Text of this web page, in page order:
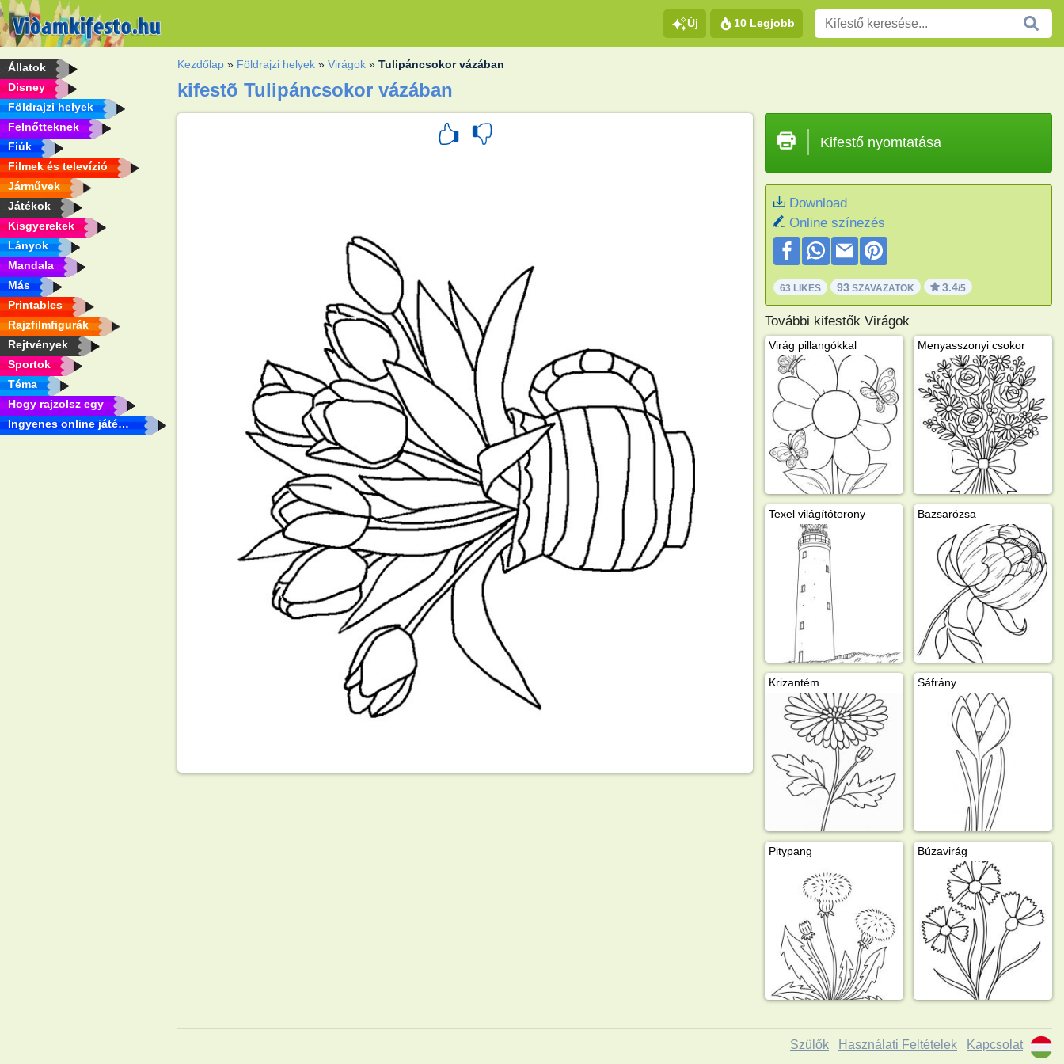
Új 10 Legjobb
Állatok
Disney
Földrajzi helyek
Felnőtteknek
Fiúk
Filmek és televízió
Járművek
Játékok
Kisgyerekek
Lányok
Mandala
Más
Printables
Rajzfilmfigurák
Rejtvények
Sportok
Téma
Hogy rajzolsz egy
Ingyenes online játékok
Kezdőlap » Földrajzi helyek »Virágok »Tulipáncsokor vázában
kifestõ Tulipáncsokor vázában
Kifestő nyomtatása
Download
Online színezés
63 LIKES 93 SZAVAZATOK 3.4/5
További kifestők Virágok
Virág pillangókkal Menyasszonyi csokor
Texel világítótorony Bazsarózsa
Krizantém Sáfrány
Pitypang Búzavirág
Szülők Használati Feltételek Kapcsolat